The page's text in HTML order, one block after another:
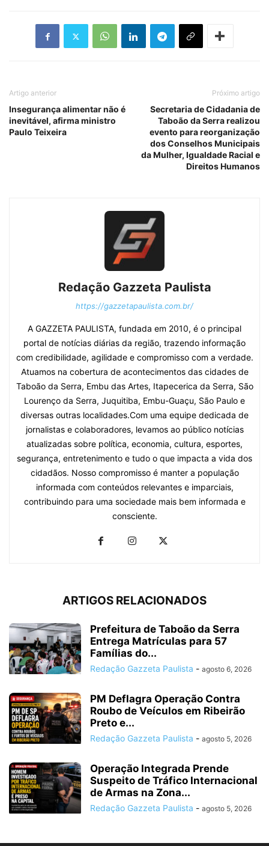
Artigo anterior
Insegurança alimentar não é
inevitável, afirma ministro
Paulo Teixeira
Próximo artigo
Secretaria de Cidadania de
Taboão da Serra realizou
evento para reorganização
dos Conselhos Municipais
da Mulher, Igualdade Racial e
Direitos Humanos
Redação Gazzeta Paulista
https://gazzetapaulista.com.br/
A GAZZETA PAULISTA, fundada em 2010, é o principal
portal de notícias diárias da região, trazendo informação
com credibilidade, agilidade e compromisso com a verdade.
Atuamos na cobertura de acontecimentos das cidades de
Taboão da Serra, Embu das Artes, Itapecerica da Serra, São
Lourenço da Serra, Juquitiba, Embu-Guaçu, São Paulo e
diversas outras localidades.Com uma equipe dedicada de
jornalistas e colaboradores, levamos ao público notícias
atualizadas sobre política, economia, cultura, esportes,
segurança, entretenimento e tudo o que impacta a vida dos
cidadãos. Nosso compromisso é manter a população
informada com conteúdos relevantes e imparciais,
contribuindo para uma sociedade mais bem informada e
consciente.
ARTIGOS RELACIONADOS
Prefeitura de Taboão da Serra
Entrega Matrículas para 57
Famílias do...
Redação Gazzeta Paulista - agosto 6, 2026
PM Deflagra Operação Contra
Roubo de Veículos em Ribeirão
Preto e...
Redação Gazzeta Paulista - agosto 5, 2026
Operação Integrada Prende
Suspeito de Tráfico Internacional
de Armas na Zona...
Redação Gazzeta Paulista - agosto 5, 2026